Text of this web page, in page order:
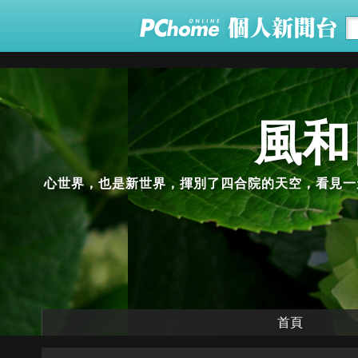
風
心世界，也是新世界，揮別了四合院的天空，看見
首頁